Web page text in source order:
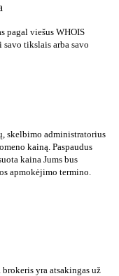
pagal viešus WHOIS
tikslais arba savo
skelbimo administratorius
kainą. Paspaudus
kaina Jums bus
apmokėjimo termino.
yra atsakingas už